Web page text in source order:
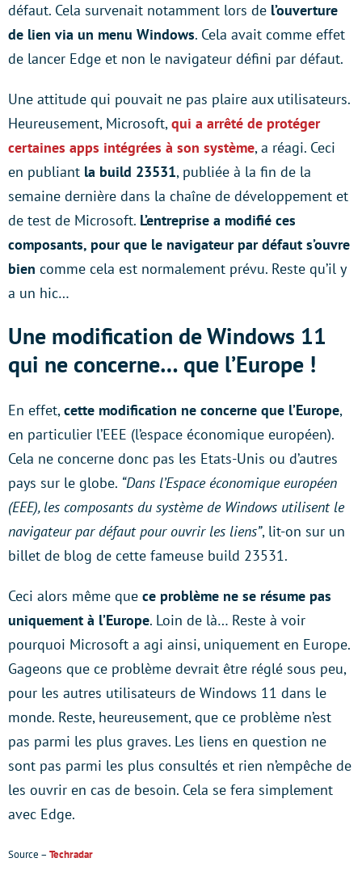
défaut. Cela survenait notamment lors de l’ouverture
de lien via un menu Windows. Cela avait comme effet
de lancer Edge et non le navigateur défini par défaut.
Une attitude qui pouvait ne pas plaire aux utilisateurs.
Heureusement, Microsoft,qui a arrêté de protéger
certaines apps intégrées à son système, a réagi. Ceci
en publiant la build 23531, publiée à la fin de la
semaine dernière dans la chaîne de développement et
de test de Microsoft. L’entreprise a modifié ces
composants, pour que le navigateur par défaut s’ouvre
bien comme cela est normalement prévu. Reste qu’il y
a un hic…
Une modification de Windows 11
qui ne concerne… que l’Europe !
En effet,cette modification ne concerne que l’Europe,
en particulier l’EEE (l’espace économique européen).
Cela ne concerne donc pas les Etats-Unis ou d’autres
pays sur le globe. “Dans l’Espace économique européen
(EEE), les composants du système de Windows utilisent le
navigateur par défaut pour ouvrir les liens”, lit-on sur un
billet de blog de cette fameuse build 23531.
Ceci alors même que ce problème ne se résume pas
uniquement à l’Europe. Loin de là… Reste à voir
pourquoi Microsoft a agi ainsi, uniquement en Europe.
Gageons que ce problème devrait être réglé sous peu,
pour les autres utilisateurs de Windows 11 dans le
monde. Reste, heureusement, que ce problème n’est
pas parmi les plus graves. Les liens en question ne
sont pas parmi les plus consultés et rien n’empêche de
les ouvrir en cas de besoin. Cela se fera simplement
avec Edge.
Source – Techradar